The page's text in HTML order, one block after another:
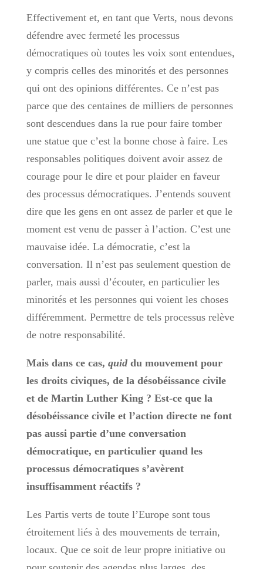
Effectivement et, en tant que Verts, nous devons
défendre avec fermeté les processus
démocratiques où toutes les voix sont entendues,
y compris celles des minorités et des personnes
qui ont des opinions différentes. Ce n’est pas
parce que des centaines de milliers de personnes
sont descendues dans la rue pour faire tomber
une statue que c’est la bonne chose à faire. Les
responsables politiques doivent avoir assez de
courage pour le dire et pour plaider en faveur
des processus démocratiques. J’entends souvent
dire que les gens en ont assez de parler et que le
moment est venu de passer à l’action. C’est une
mauvaise idée. La démocratie, c’est la
conversation. Il n’est pas seulement question de
parler, mais aussi d’écouter, en particulier les
minorités et les personnes qui voient les choses
différemment. Permettre de tels processus relève
de notre responsabilité.
Mais dans ce cas, quiddu mouvement pour
les droits civiques, de la désobéissance civile
et de Martin Luther King ? Est-ce que la
désobéissance civile et l’action directe ne font
pas aussi partie d’une conversation
démocratique, en particulier quand les
processus démocratiques s’avèrent
insuffisamment réactifs ?
Les Partis verts de toute l’Europe sont tous
étroitement liés à des mouvements de terrain,
locaux. Que ce soit de leur propre initiative ou